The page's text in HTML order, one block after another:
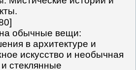
обычные вещи:
в архитектуре и
искусство и необычная
стеклянные